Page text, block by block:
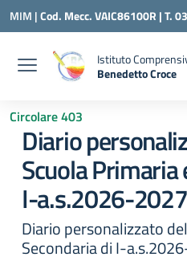
Vai ai contenuti
Vai al menu di navigazione
Vai al footer
MIM |Cod. Mecc. VAIC86100R | T.
240260 |
Istituto
Benedetto Croce
Circolare 403
Diario
Scuola Primaria
I-a.s.2026-2027
Diario personalizzato
Secondaria di I-